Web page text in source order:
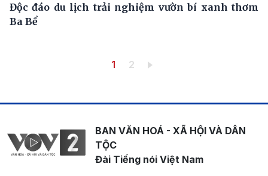
Độc đáo du lịch trải nghiệm vườn bí xanh thơm
Ba Bể
Trang hiện thời
1 Trang
2
BAN VĂN HOÁ - XÃ HỘI VÀ DÂN
TỘC
Đài Tiếng nói Việt Nam